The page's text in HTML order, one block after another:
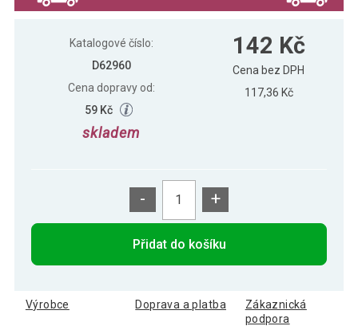
Katalogové číslo:
D62960
Cena dopravy od:
59 Kč
skladem
142 Kč
Cena bez DPH
117,36 Kč
- +
Přidat do košíku
Výrobce Doprava a platba
Zákaznická
podpora